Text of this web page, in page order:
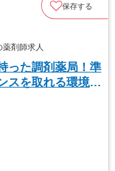
保存する
剤師求人
った調剤薬局！準
スを取れる環境で